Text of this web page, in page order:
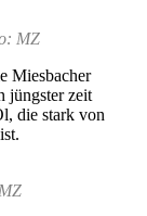
MZ
Miesbacher
jüngster zeit
die stark von